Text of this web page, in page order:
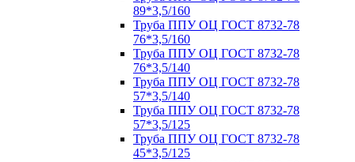
89*3,5/160
Труба ППУ ОЦ ГОСТ 8732-78
76*3,5/160
Труба ППУ ОЦ ГОСТ 8732-78
76*3,5/140
Труба ППУ ОЦ ГОСТ 8732-78
57*3,5/140
Труба ППУ ОЦ ГОСТ 8732-78
57*3,5/125
Труба ППУ ОЦ ГОСТ 8732-78
45*3,5/125